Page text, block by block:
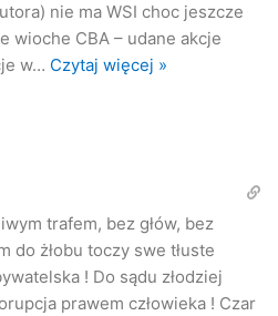
nie ma WSI choc jeszcze
wioche CBA – udane akcje
w… Czytaj więcej »
trafem, bez głów, bez
do żłobu toczy swe tłuste
! Do sądu złodziej
prawem człowieka ! Czar